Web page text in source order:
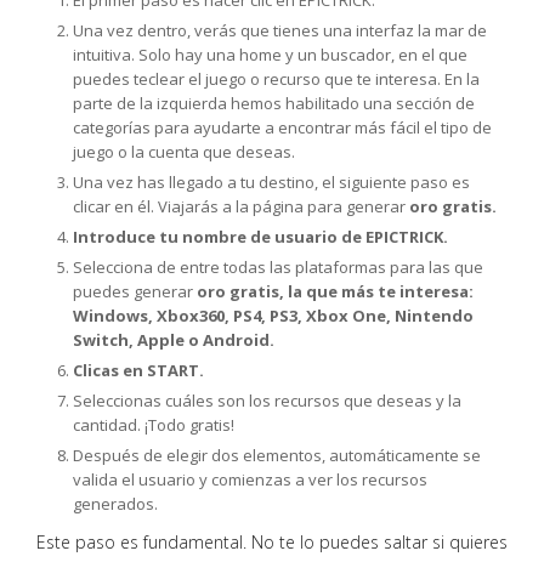
Una vez dentro, verás que tienes una interfaz la mar de
intuitiva. Solo hay una home y un buscador, en el que
puedes teclear el juego o recurso que te interesa. En la
parte de la izquierda hemos habilitado una sección de
categorías para ayudarte a encontrar más fácil el tipo de
juego o la cuenta que deseas.
Una vez has llegado a tu destino, el siguiente paso es
clicar en él. Viajarás a la página para generar oro gratis.
Introduce tu nombre de usuario de EPICTRICK.
Selecciona de entre todas las plataformas para las que
puedes generar oro gratis, la que más te interesa:
Windows, Xbox360, PS4, PS3, Xbox One, Nintendo
Switch, Apple o Android.
Clicas en START.
Seleccionas cuáles son los recursos que deseas y la
cantidad. ¡Todo gratis!
Después de elegir dos elementos, automáticamente se
valida el usuario y comienzas a ver los recursos
generados.
Este paso es fundamental. No te lo puedes saltar si quieres